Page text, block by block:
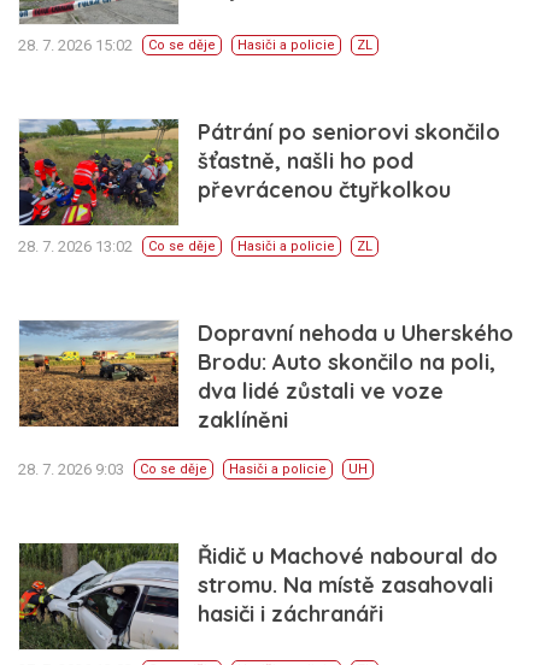
28. 7. 2026 15:02 Co se děje Hasiči a policie ZL
Pátrání po seniorovi skončilo
šťastně, našli ho pod
převrácenou čtyřkolkou
28. 7. 2026 13:02 Co se děje Hasiči a policie ZL
Dopravní nehoda u Uherského
Brodu: Auto skončilo na poli,
dva lidé zůstali ve voze
zaklíněni
28. 7. 2026 9:03 Co se děje Hasiči a policie UH
Řidič u Machové naboural do
stromu. Na místě zasahovali
hasiči i záchranáři